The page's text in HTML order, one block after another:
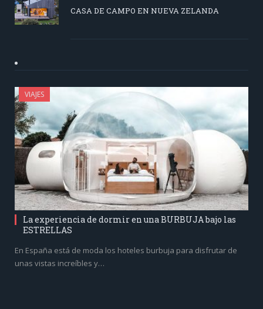
CASA DE CAMPO EN NUEVA ZELANDA
VIAJES
La experiencia de dormir en una BURBUJA bajo las
ESTRELLAS
En España está de moda los hoteles burbuja para disfrutar de
unas vistas increíbles y…